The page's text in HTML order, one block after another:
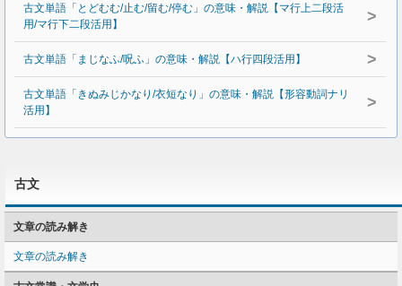
古文単語「とどむむ/止む/留む/停む」の意味・解説【マ行上二段活
用/マ行下二段活用】
>
古文単語「まじなふ/呪ふ」の意味・解説【ハ行四段活用】 >
古文単語「きぬみじかなり/衣短なり」の意味・解説【形容動詞ナリ
活用】
>
古文
文章の読み解き
文章の読み解き